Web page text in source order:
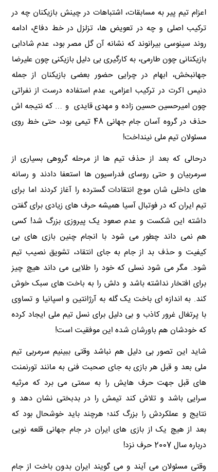
اعزام تیم پیر به مسابقات، اشتباهات در چینش بازیکنان چه در
ترکیب اصلی و چه در تعویض ها، تزلزل در خط دفاع، ادامه
روند سینوسی بیرانوند که نشانه آن گل مصر بود، عدم شادابی
بازیکنانی چون طارمی، به کارگیری بی دلیل بازیکنی چون علیرضا
جهانبخش، ابهام در چرایی حضور بعضی بازیکنان از جمله
دنیس اکرت در ترکیب اعزامی، عدم استفاده درست از نفراتی
چون امیرحسین حسین زاده و مهدی قایدی و ... که نتیجه اش
حذف در گروه آسان جام جهانی 48 تیمی بود، حتی خط روی
مسئولان تیم ملی نینداخت!
درحالی که بعد از حذف تیم ها از مرحله گروهی بسیاری از
سرمربیان و حتی روسای فدراسیون ها استعفا دادند و رسانه
های داخلی شان موج انتقادات گسترده را آغاز کردند اما برای
تیم ایران که در فوتبال آسیا همیشه حرف های زیادی برای گفتن
داشته این شکست و عدم صعود یک پیروزی بزرگ شد! کسی
هم نمی داند چطور می شود با انجام چنین بازی های بی
کیفیت و حذف بد از جام به جای انتقاد، تشویق نصیب تیم
شود. مگر می شود نسلی که خود را طلایی می داند هیچ چیز
برای افتخار نداشته باشد و دلش را به باخت های سبک خوش
کند. به اندازه ای باخت یک گله به آرژانتین و اسپانیا و تساوی
با پرتغال غرور کاذب و بی دلیل برای نسل تیم ملی ایجاد کرده
که خودشان هم باورشان شده این موفقیت است!
شاید این تصور بی دلیل هم نباشد وقتی ببینیم سرمربی تیم
ملی بعد و قبل هر بازی به جای صحبت فنی به مانند تورنمنت
های قبل جهت حرف هایش را به سمتی می برد که مرثیه
سرایی باشد و تلاش کند تیمش را در بدبختی نشان دهد و
نتایج و عملکردش را بزرگ کند؛ هرچند باید خوشحال بود که
بعد از هیچ یک از بازی های ایران در جام جهانی قلعه نویی
درباره سال 2007 حرف نزد!
وقتی مسئولان می آیند و می گویند ایران بدون باخت از جام